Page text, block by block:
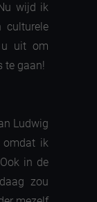
wijd ik
culturele
u uit om
te gaan!
Ludwig
omdat ik
in de
zou